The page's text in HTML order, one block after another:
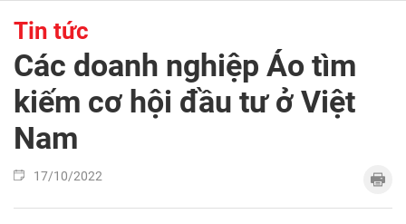
Tin tức
Các doanh nghiệp Áo tìm
kiếm cơ hội đầu tư ở Việt
Nam
17/10/2022